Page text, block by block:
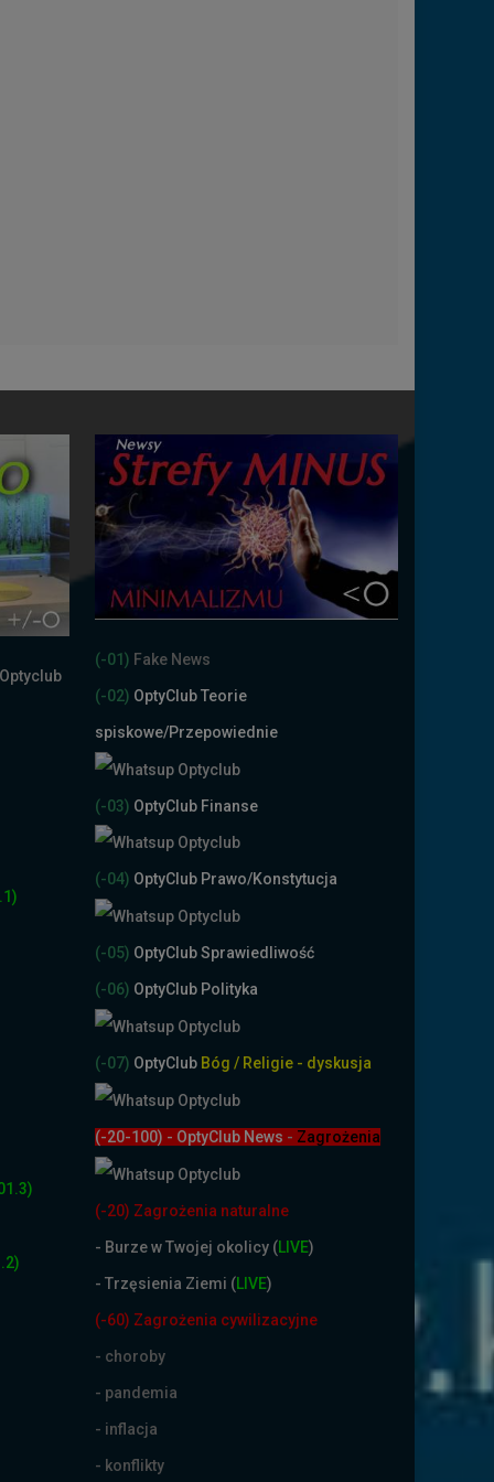
(-01) Fake News
(-02) OptyClub Teorie
spiskowe/Przepowiednie
(-03) OptyClub Finanse
(-04) OptyClub Prawo/Konstytucja
(-05) OptyClub Sprawiedliwość
(-06) OptyClub Polityka
(-07) OptyClub Bóg / Religie - dyskusja
(-20-100) - OptyClub News - Zagrożenia
(-20) Zagrożenia naturalne
- Burze w Twojej okolicy (LIVE)
- Trzęsienia Ziemi (LIVE)
(-60) Zagrożenia cywilizacyjne
- choroby
- pandemia
- inflacja
- konflikty